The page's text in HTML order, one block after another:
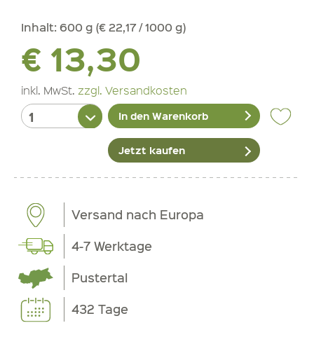
Inhalt: 600 g (€ 22,17 / 1000 g)
€ 13,30
inkl. MwSt. zzgl. Versandkosten
In den Warenkorb
Jetzt kaufen
Versand nach Europa
4-7 Werktage
Pustertal
432 Tage